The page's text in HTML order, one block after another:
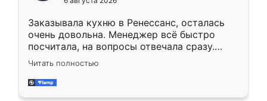
мебели буду заказывать только здесь.
Заказывала кухню в Ренессанс, осталась
очень довольна. Менеджер всё быстро
посчитала, на вопросы отвечала сразу.
Замерщик приехал в субботу, подошёл к
делу со всей ответственностью. Собрали
за день, ребята работали аккуратно, даже
Читать полностью